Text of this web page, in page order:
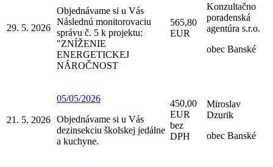
29. 5. 2026
Objednávame si u Vás
Následnú monitorovaciu
správu č. 5 k projektu:
"ZNÍŽENIE
ENERGETICKEJ
NÁROČNOST
565,80
EUR
Konzultačno
poradenská
agentúra s.r.o.
obec Banské
21. 5. 2026
05/05/2026
Objednávame si u Vás
dezinsekciu školskej jedálne
a kuchyne.
450,00
EUR
bez
DPH
Miroslav
Dzurik
obec Banské